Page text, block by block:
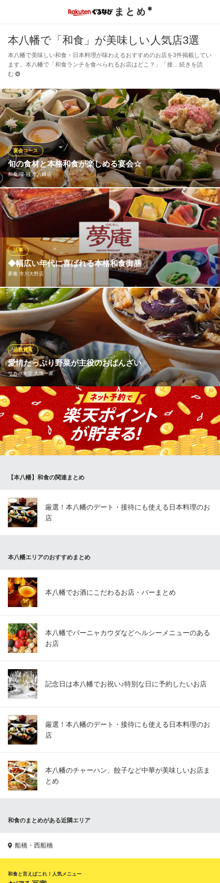
本八幡で「和食」が美味しい人気店3選
本八幡で美味しい和食・日本料理が味わえるおすすめのお店を3件掲載してい
ます。本八幡で「和食ランチを食べられるお店はどこ？」「接
続きを読
む
旬の食材と本格和食が楽しめる宴会☆
和食‐場‐冠 本八幡店
宴会コース
通常【2時間飲み放題付き5500円（税込）】のところ、ぐるなび
限定で【2.5時間飲み放題付き4,890円（税込）】に！！飲み放題
時間が延長+値引きと、ダブルでお得です！旬の食材を使った本格
和食‐場‐冠 本八幡店
和食&居酒屋
ＪＲ総武線本八幡駅 徒歩2分
千葉県市川市八幡2-14-6
◆幅広い年代に喜ばれる本格和食御膳
夢庵 市川大野店
法事
お子様からご年配の方まで、皆様が美味しく召し上がれる多彩な
メニューが自慢です。お刺身、天ぷら、煮物など、伝統的な和食
をバランスよく盛り込んだ御膳は、ハレの日のお食事にも相応し
い華やかさ。素材の持ち味を活かした優しい味わいで、皆様をお
もてなしいたします。
夢庵 市川大野店
ファミリーレストラン
ＪＲ武蔵野線船橋法典駅 徒歩20分
千葉県市川市北方町4-1463-1
愛情たっぷり野菜が主役のおばんざい
サカバ食堂 大漁一家
品数豊富
毎日ご来店いただいてもご満足いただけるよう、メニューは常時6
5品以上ご用意しております。地域に根ざした店作りを心がけ、食
材は野菜や貝類など地元産のものを積極的に仕入れています。千
葉・市川で農家を営む「朝倉くん」が丹精込めて育てた野菜は、
日替わりのおばんざいに。野菜が主役の絶品つまみです。
大漁刺盛りの海鮮居酒屋
千葉県市川市八幡2-15-17 菊池愛甲共同ビル 1F
【本八幡】和食の関連まとめ
厳選！本八幡のデート・接待にも使える日本料理のお
店
本八幡エリアのおすすめまとめ
本八幡でお酒にこだわるお店・バーまとめ
本八幡でバーニャカウダなどヘルシーメニューのある
お店
記念日は本八幡でお祝い♪特別な日に予約したいお店
厳選！本八幡のデート・接待にも使える日本料理のお
店
本八幡のチャーハン、餃子など中華が美味しいお店ま
とめ
和食のまとめがある近隣エリア
船橋・西船橋
和食と言えばこれ！人気メニュー